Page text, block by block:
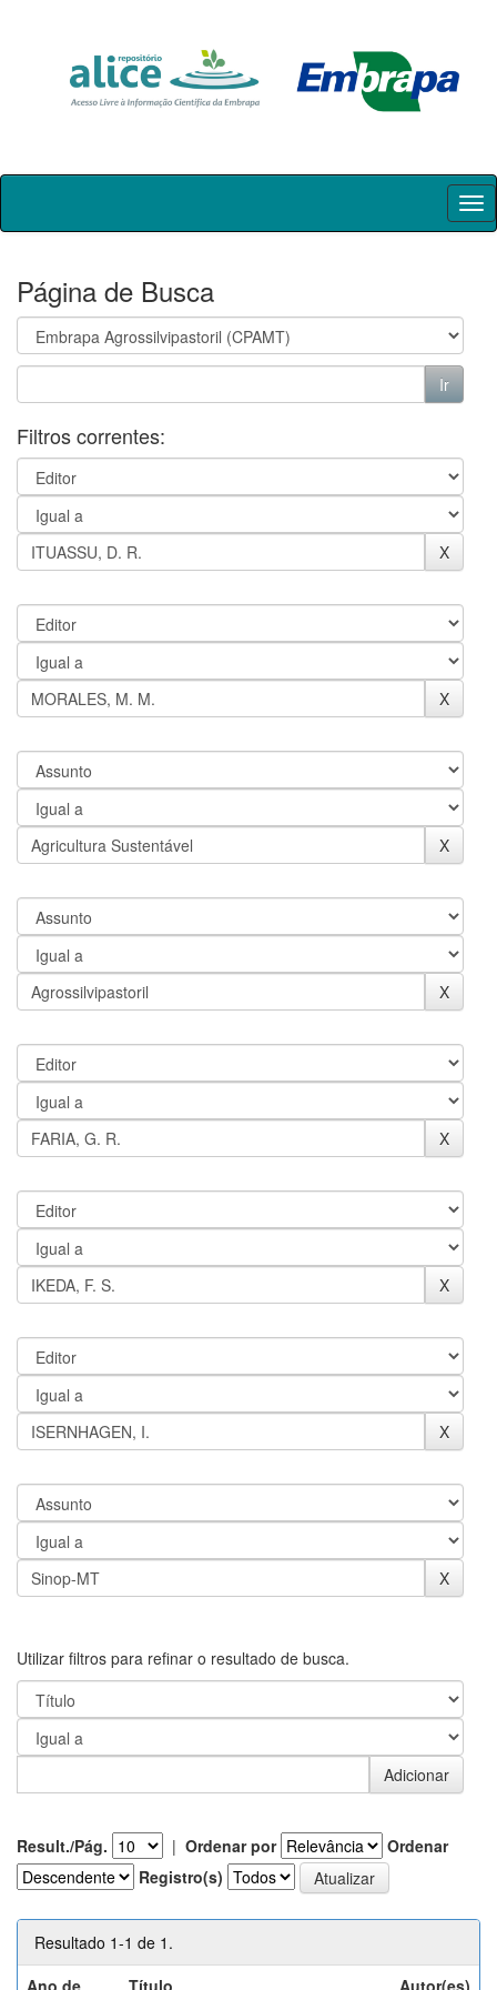
Skip
Página de Busca
Filtros correntes:
Utilizar filtros para refinar o resultado de busca.
Result./Pág. | Ordenar por
Ordenar
Registro(s)
Resultado 1-1 de 1.
Ano de
Título Autor(es)